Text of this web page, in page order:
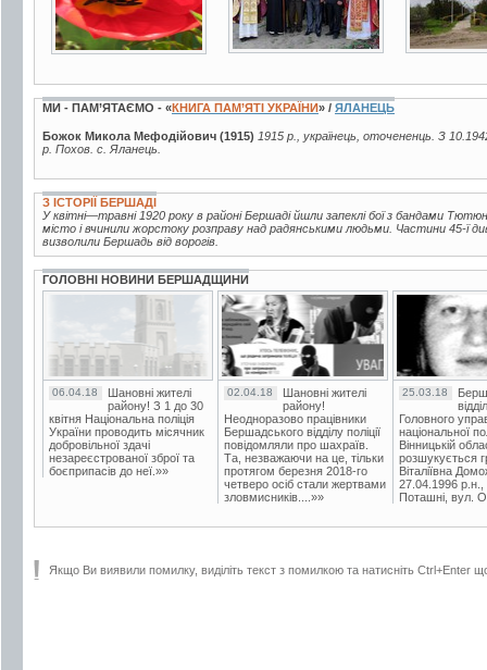
МИ - ПАМ’ЯТАЄМО - «КНИГА ПАМ’ЯТІ УКРАЇНИ» / ЯЛАНЕЦЬ
Божок Микола Мефодійович (1915) 1915 р., українець, оточененць. З
р. Похов. с. Яланець.
З ІСТОРІЇ БЕРШАДІ
У квітні—травні 1920 року в районі Бершаді йшли запеклі бої з бандами
місто і вчинили жорстоку розправу над радянськими людьми. Частини 45-ї
визволили Бершадь від ворогів.
ГОЛОВНІ НОВИНИ БЕРШАДЩИНИ
06.04.18
Шановні жителі
району! З 1 до 30
квітня Національна поліція
України проводить місячник
добровільної здачі
незареєстрованої зброї та
боєприпасів до неї.»»
02.04.18
Шановні жителі
району!
Неодноразово працівники
Бершадського відділу поліції
повідомляли про шахраїв.
Та, незважаючи на це, тільки
протягом березня 2018-го
четверо осіб стали жертвами
зловмисників....»»
25.03.18
Головного
національної
Вінницькій
розшукується
Віталіївна
27.04.1996 р.н.,
Поташні, вул.
Якщо Ви виявили помилку, виділіть текст з помилкою та натисніть Ctrl+Enter